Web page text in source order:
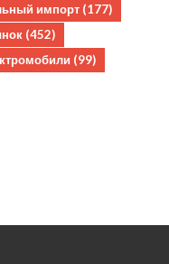
импорт (177)
(452)
(99)